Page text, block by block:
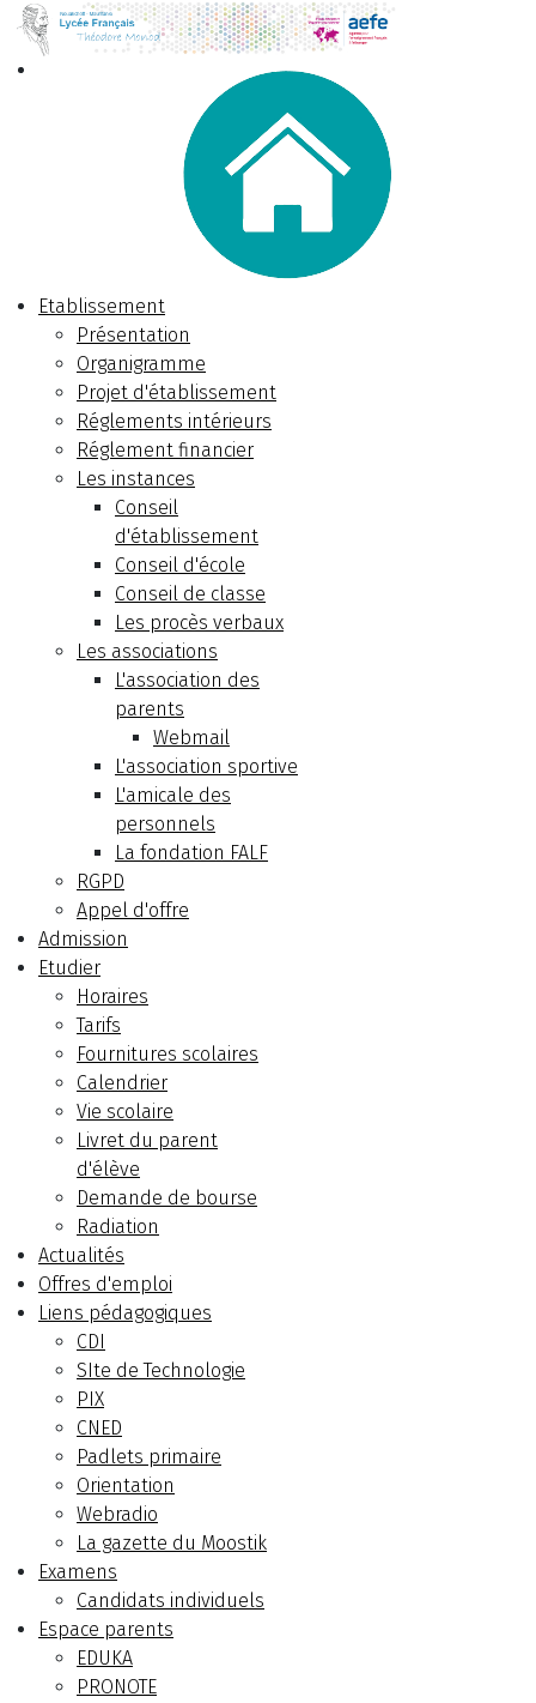
Etablissement
Présentation
Organigramme
Projet d'établissement
Réglements intérieurs
Réglement financier
Les instances
Conseil
d'établissement
Conseil d'école
Conseil de classe
Les procès verbaux
Les associations
L'association des
parents
Webmail
L'association sportive
L'amicale des
personnels
La fondation FALF
RGPD
Appel d'offre
Admission
Etudier
Horaires
Tarifs
Fournitures scolaires
Calendrier
Vie scolaire
Livret du parent
d'élève
Demande de bourse
Radiation
Actualités
Offres d'emploi
Liens pédagogiques
CDI
SIte de Technologie
PIX
CNED
Padlets primaire
Orientation
Webradio
La gazette du Moostik
Examens
Candidats individuels
Espace parents
EDUKA
PRONOTE